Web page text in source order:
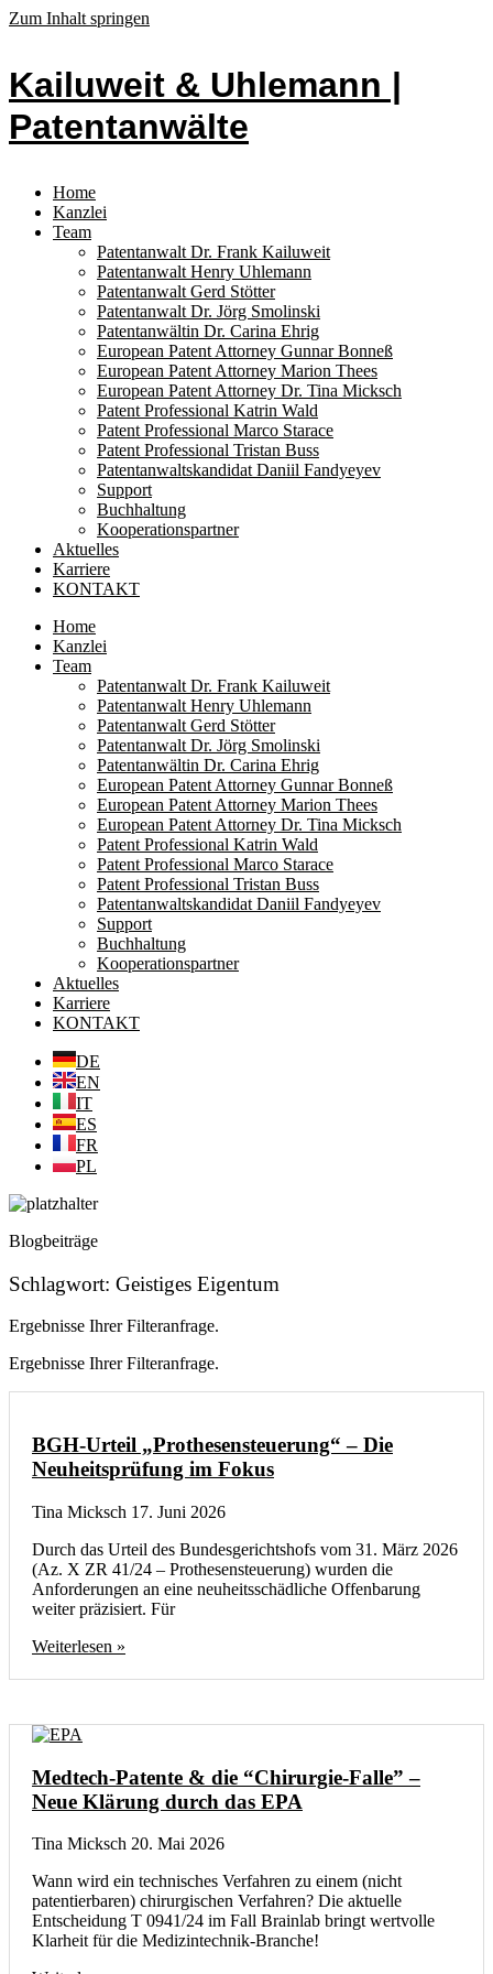
Zum Inhalt springen
Kailuweit & Uhlemann |
Patentanwälte
Home
Kanzlei
Team
Patentanwalt Dr. Frank Kailuweit
Patentanwalt Henry Uhlemann
Patentanwalt Gerd Stötter
Patentanwalt Dr. Jörg Smolinski
Patentanwältin Dr. Carina Ehrig
European Patent Attorney Gunnar Bonneß
European Patent Attorney Marion Thees
European Patent Attorney Dr. Tina Micksch
Patent Professional Katrin Wald
Patent Professional Marco Starace
Patent Professional Tristan Buss
Patentanwaltskandidat Daniil Fandyeyev
Support
Buchhaltung
Kooperationspartner
Aktuelles
Karriere
KONTAKT
Home
Kanzlei
Team
Patentanwalt Dr. Frank Kailuweit
Patentanwalt Henry Uhlemann
Patentanwalt Gerd Stötter
Patentanwalt Dr. Jörg Smolinski
Patentanwältin Dr. Carina Ehrig
European Patent Attorney Gunnar Bonneß
European Patent Attorney Marion Thees
European Patent Attorney Dr. Tina Micksch
Patent Professional Katrin Wald
Patent Professional Marco Starace
Patent Professional Tristan Buss
Patentanwaltskandidat Daniil Fandyeyev
Support
Buchhaltung
Kooperationspartner
Aktuelles
Karriere
KONTAKT
DE
EN
IT
ES
FR
PL
Blogbeiträge
Schlagwort: Geistiges Eigentum
Ergebnisse Ihrer Filteranfrage.
Ergebnisse Ihrer Filteranfrage.
BGH-Urteil „Prothesensteuerung“ – Die
Neuheitsprüfung im Fokus
Tina Micksch 17. Juni 2026
Durch das Urteil des Bundesgerichtshofs vom 31. März 2026
(Az. X ZR 41/24 – Prothesensteuerung) wurden die
Anforderungen an eine neuheitsschädliche Offenbarung
weiter präzisiert. Für
Weiterlesen »
Medtech-Patente & die “Chirurgie-Falle” –
Neue Klärung durch das EPA
Tina Micksch 20. Mai 2026
Wann wird ein technisches Verfahren zu einem (nicht
patentierbaren) chirurgischen Verfahren? Die aktuelle
Entscheidung T 0941/24 im Fall Brainlab bringt wertvolle
Klarheit für die Medizintechnik-Branche!